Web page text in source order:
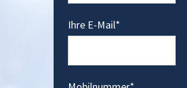
Ihre E-Mail*